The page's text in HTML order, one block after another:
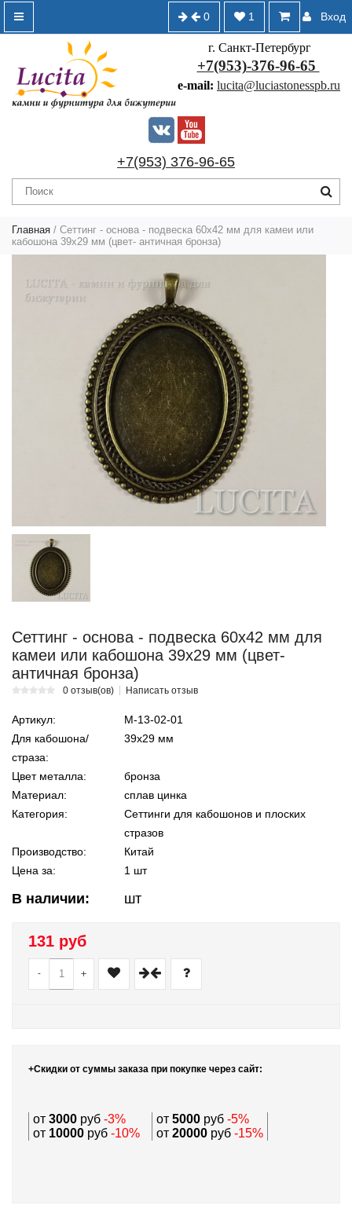
Вход
1
0
г. Санкт-Петербург
+7(953)-376-96-65
e-mail: lucita@luciastonesspb.ru
+7(953) 376-96-65
Главная / Сеттинг - основа - подвеска 60х42 мм для камеи или
кабошона 39х29 мм (цвет- античная бронза)
Сеттинг - основа - подвеска 60х42 мм для
камеи или кабошона 39х29 мм (цвет-
античная бронза)
0 отзыв(ов) Написать отзыв
Артикул:
М-13-02-01
Для кабошона/
страза:
39х29 мм
Цвет металла:
бронза
Материал:
сплав цинка
Категория:
Сеттинги для кабошонов и плоских
стразов
Производство:
Китай
Цена за:
1 шт
В наличии: шт
131 руб
- +
+Скидки от суммы заказа при покупке через сайт:
от 3000 руб -3% от 5000 руб -5%
от 10000 руб -10% от 20000 руб -15%